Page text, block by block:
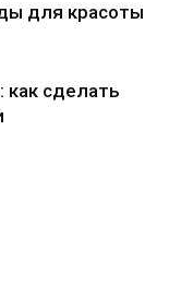
для красоты
сделать